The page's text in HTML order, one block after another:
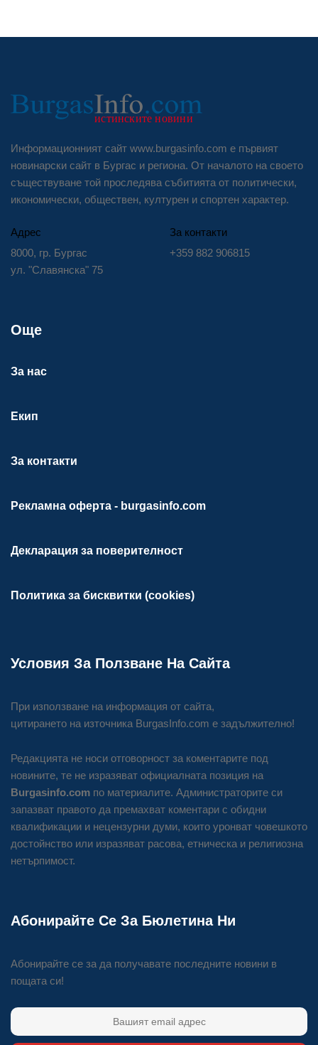
Информационният сайт www.burgasinfo.com е първият
новинарски сайт в Бургас и региона. От началото на своето
съществуване той проследява събитията от политически,
икономически, обществен, културен и спортен характер.
Адрес
8000, гр. Бургас
ул. "Славянска" 75
За контакти
+359 882 906815
Още
За нас
Екип
За контакти
Рекламна оферта - burgasinfo.com
Декларация за поверителност
Политика за бисквитки (cookies)
Условия За Ползване На Сайта
При използване на информация от сайта,
цитирането на източника BurgasInfo.com е задължително!
Редакцията не носи отговорност за коментарите под
новините, те не изразяват официалната позиция на
Burgasinfo.com по материалите. Администраторите си
запазват правото да премахват коментари с обидни
квалификации и нецензурни думи, които уронват човешкото
достойнство или изразяват расова, етническа и религиозна
нетърпимост.
Абонирайте Се За Бюлетина Ни
Абонирайте се за да получавате последните новини в
пощата си!